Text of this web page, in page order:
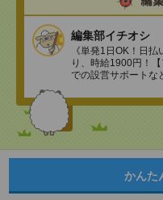
編集部イチオシ
《単発1日OK！日
り、時給1900円！
での設営サポートな
かんた